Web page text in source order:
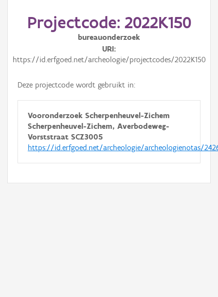
Projectcode: 2022K150
bureauonderzoek
URI
https://id.erfgoed.net/archeologie/projectcodes/2022K150
Deze projectcode wordt gebruikt in:
Vooronderzoek Scherpenheuvel-Zichem
Scherpenheuvel-Zichem, Averbodeweg-
Vorststraat SCZ3005
https://id.erfgoed.net/archeologie/archeologienotas/